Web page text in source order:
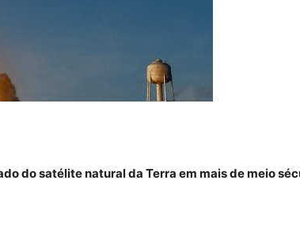
do satélite natural da Terra em mais de meio